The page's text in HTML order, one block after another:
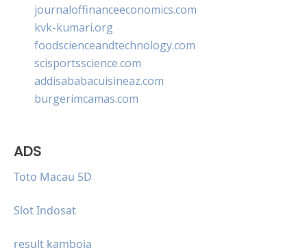
journaloffinanceeconomics.com
kvk-kumari.org
foodscienceandtechnology.com
scisportsscience.com
addisababacuisineaz.com
burgerimcamas.com
ADS
Toto Macau 5D
Slot Indosat
result kamboja